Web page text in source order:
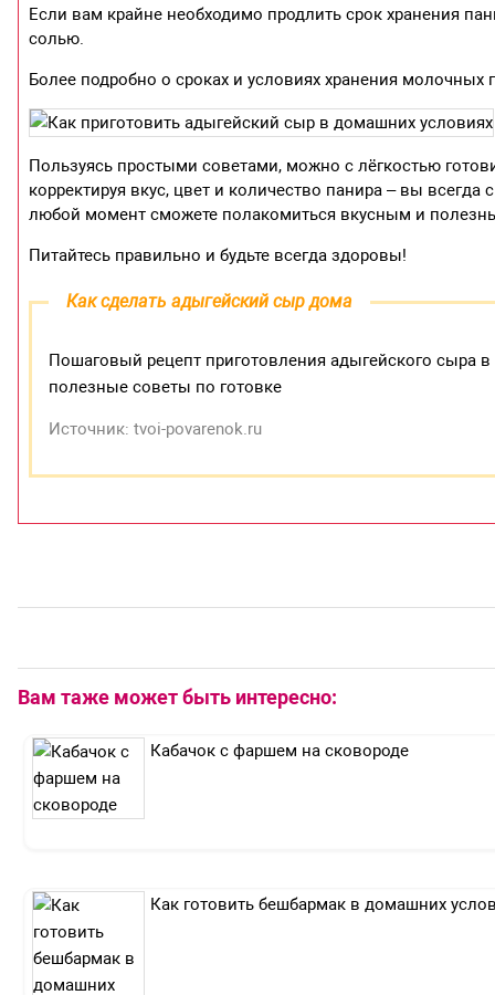
Если вам крайне необходимо продлить срок хранения
солью.
Более подробно о сроках и условиях хранения
Пользуясь простыми советами, можно с лёгкостью
корректируя вкус, цвет и количество панира – вы
любой момент сможете полакомиться вкусным и
Питайтесь правильно и будьте всегда здоровы!
Как сделать адыгейский сыр дома
Пошаговый рецепт приготовления адыгейского сыра
полезные советы по готовке
Источник: tvoi-povarenok.ru
Вам таже может быть интересно:
Кабачок с фаршем на сковороде
Как готовить бешбармак в домашних